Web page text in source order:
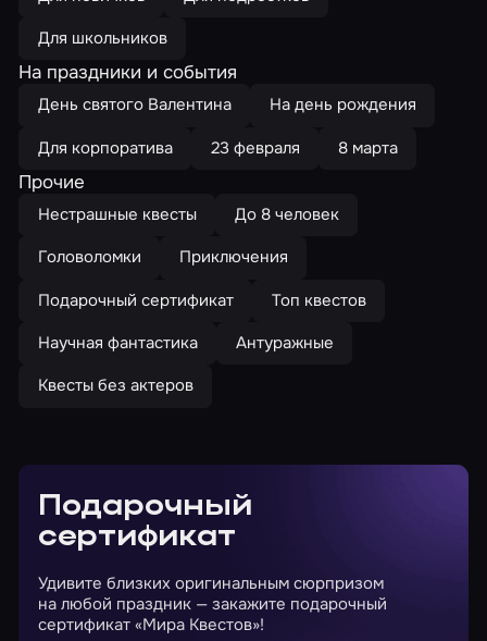
Для школьников
На праздники и события
День святого Валентина
На день рождения
Для корпоратива
23 февраля 8 марта
Прочие
Нестрашные квесты
До 8 человек
Головоломки
Приключения
Подарочный сертификат
Топ квестов
Научная фантастика
Антуражные
Квесты без актеров
Подарочный
сертификат
Удивите близких оригинальным сюрпризом
на любой праздник — закажите подарочный
сертификат «Мира Квестов»!